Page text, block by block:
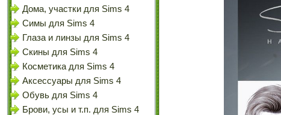
Дома, участки для Sims 4
Симы для Sims 4
Глаза и линзы для Sims 4
Скины для Sims 4
Косметика для Sims 4
Аксессуары для Sims 4
Обувь для Sims 4
Брови, усы и т.п. для Sims 4